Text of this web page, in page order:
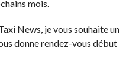
mois.
News, je vous souhaite un
donne rendez-vous début